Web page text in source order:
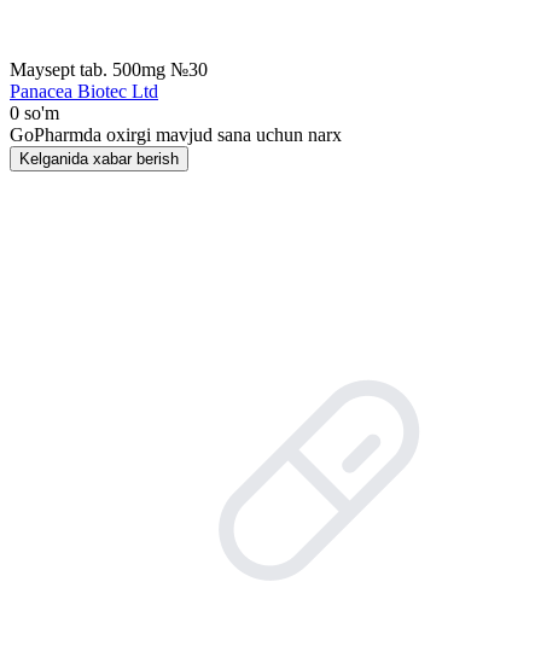
Maysept tab. 500mg №30
Panacea Biotec Ltd
0 so'm
GoPharmda oxirgi mavjud sana uchun narx
Kelganida xabar berish